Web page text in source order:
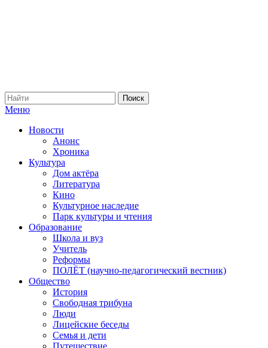
Меню
Новости
Анонс
Хроника
Культура
Дом актёра
Литература
Кино
Культурное наследие
Парк культуры и чтения
Образование
Школа и вуз
Учитель
Реформы
ПОЛЁТ (научно-педагогический вестник)
Общество
История
Свободная трибуна
Люди
Лицейские беседы
Семья и дети